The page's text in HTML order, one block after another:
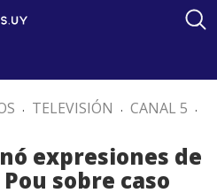
. TELEVISIÓN . CANAL 5 .
expresiones de
sobre caso